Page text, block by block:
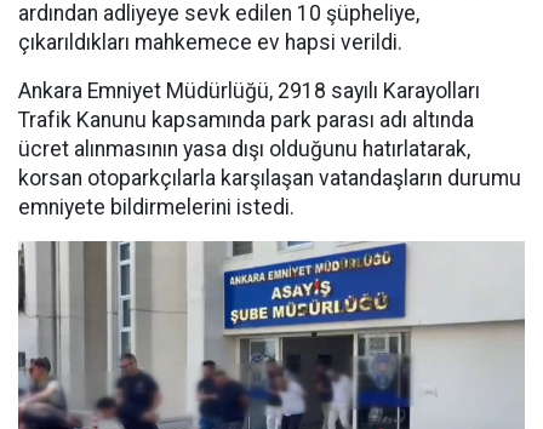
ardından adliyeye sevk edilen 10 şüpheliye,
çıkarıldıkları mahkemece ev hapsi verildi.
Ankara Emniyet Müdürlüğü, 2918 sayılı Karayolları
Trafik Kanunu kapsamında park parası adı altında
ücret alınmasının yasa dışı olduğunu hatırlatarak,
korsan otoparkçılarla karşılaşan vatandaşların durumu
emniyete bildirmelerini istedi.